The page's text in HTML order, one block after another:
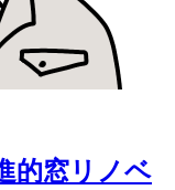
的窓リノベ